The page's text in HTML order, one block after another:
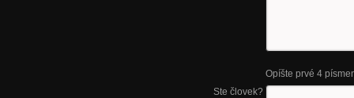
Opíšte prvé 4
Ste človek?